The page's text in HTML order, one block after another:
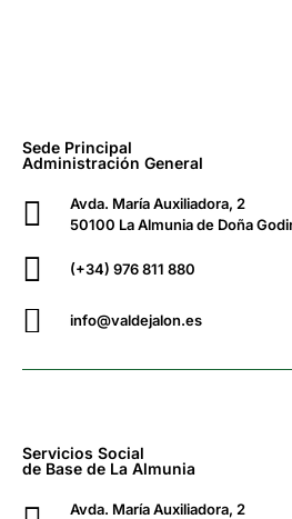
Sede Principal
Administración General
Avda. María Auxiliadora, 2
50100 La Almunia de Doña
(+34) 976 811 880
info@valdejalon.es
Servicios Social
de Base de La Almunia
Avda. María Auxiliadora, 2